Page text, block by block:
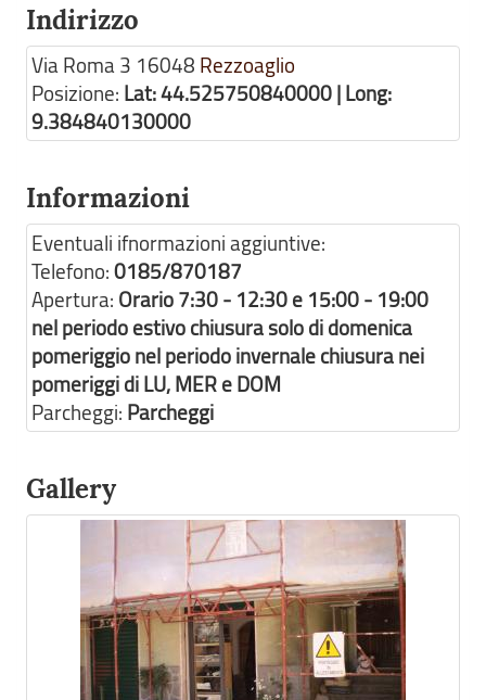
Indirizzo
Via Roma 3 16048 Rezzoaglio
Posizione: Lat: 44.525750840000 | Long:
9.384840130000
Informazioni
Eventuali ifnormazioni aggiuntive:
Telefono:0185/870187
Apertura: Orario 7:30 - 12:30 e 15:00 - 19:00
nel periodo estivo chiusura solo di domenica
pomeriggio nel periodo invernale chiusura nei
pomeriggi di LU, MER e DOM
Parcheggi: Parcheggi
Gallery